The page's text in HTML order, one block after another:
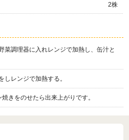
2株
菜調理器に入れレンジで加熱し、缶汁と
しレンジで加熱する。
きをのせたら出来上がりです。